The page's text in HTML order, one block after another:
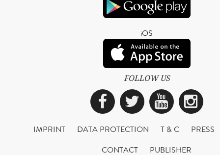
iOS
FOLLOW US
Facebook
Twitter
IMPRINT DATA PROTECTION T & C
PRESS
CONTACT
PUBLISHER